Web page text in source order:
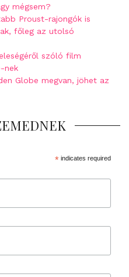
mégsem?
Proust-rajongók is
főleg az utolsó
szóló film
nek
Globe megvan, jöhet az
*indicates required